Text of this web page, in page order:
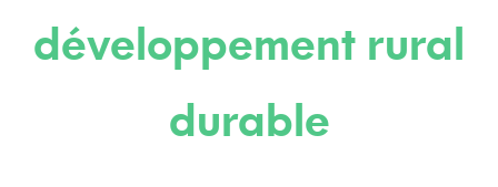
développement rural
durable